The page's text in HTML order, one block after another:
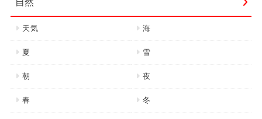
天気 海
夏 雪
朝 夜
春 冬